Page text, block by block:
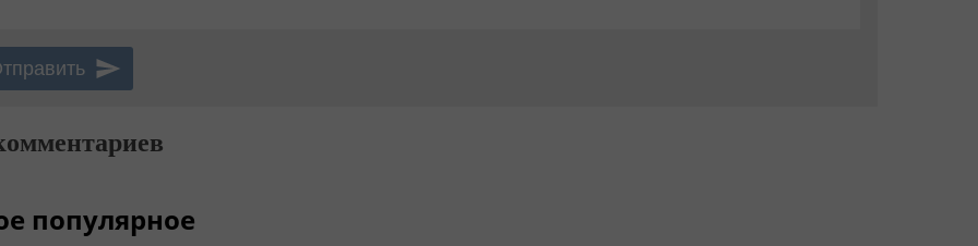
популярное